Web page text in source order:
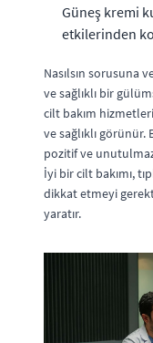
Güneş kremi
etkilerinden
Nasılsın sorusuna
ve sağlıklı bir
cilt bakım
ve sağlıklı
pozitif ve
İyi bir cilt bakımı,
dikkat etmeyi
yaratır.